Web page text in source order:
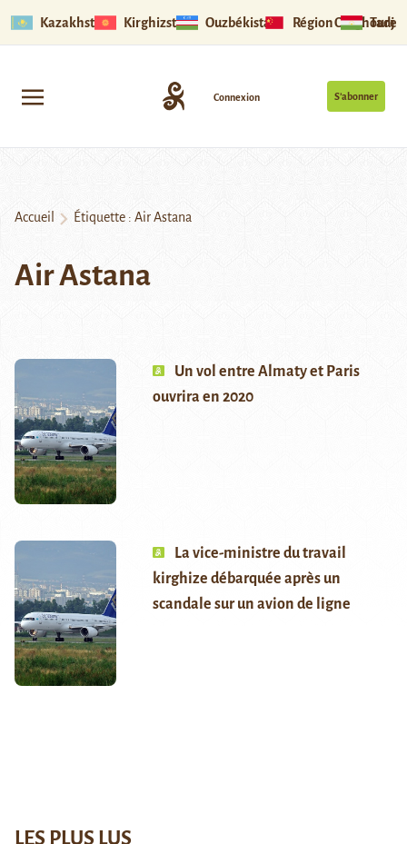
Kazakhstan Kirghizstan Ouzbékistan Région Ouïghoure
S’abonner
Connexion
Accueil Étiquette : Air Astana
Air Astana
Un vol entre Almaty et Paris
ouvrira en 2020
La vice-ministre du travail
kirghize débarquée après un
scandale sur un avion de ligne
LES PLUS LUS